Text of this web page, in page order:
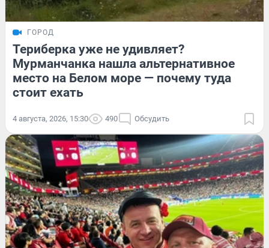
ГОРОД
Териберка уже не удивляет?
Мурманчанка нашла альтернативное
место на Белом море — почему туда
стоит ехать
4 августа, 2026, 15:30 490 Обсудить